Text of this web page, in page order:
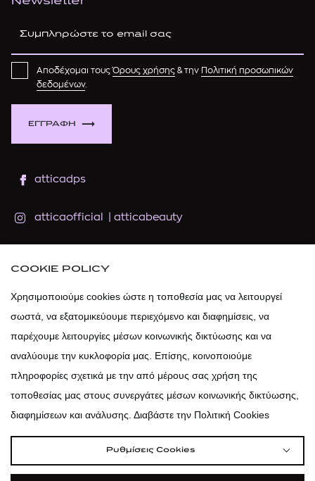
ΕΓΓΡΑΦΗ
Αποδέχομαι τουςΌρους χρήσης & την Πολιτική προσωπικών
δεδομένων.
atticadps
atticaofficial atticabeauty
atticadps
COOKIE POLICY
Χρησιμοποιούμε cookies ώστε η τοποθεσία μας να λειτουργεί
σωστά, να εξατομικεύουμε περιεχόμενο και διαφημίσεις, να
παρέχουμε λειτουργίες μέσων κοινωνικής δικτύωσης και να
αναλύουμε την κυκλοφορία μας. Επίσης, κοινοποιούμε
πληροφορίες σχετικά με την από μέρους σας χρήση της
τοποθεσίας μας στους συνεργάτες μέσων κοινωνικής δικτύωσης,
διαφημίσεων και ανάλυσης. Διαβάστε την Πολιτική Cookies
Ρυθμίσεις Cookies